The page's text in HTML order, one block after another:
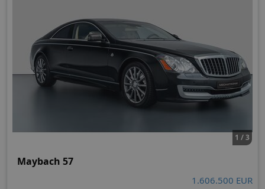
1 / 3
Maybach 57
1.606.500 EUR